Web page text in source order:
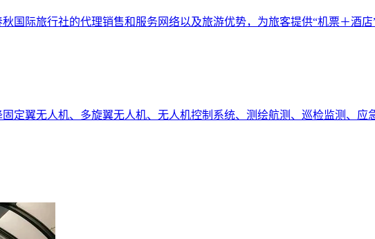
国际旅行社的代理销售和服务网络以及旅游优势，为旅客提供“机票＋酒
定翼无人机、多旋翼无人机、无人机控制系统、测绘航测、巡检监测、